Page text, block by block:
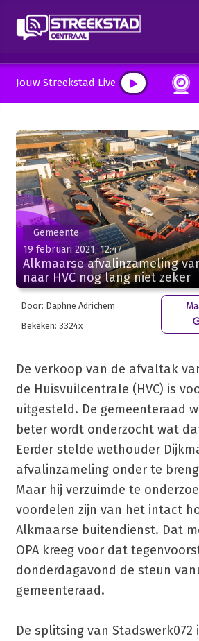
Jouw Streekstad Live
Gemeente
19 februari 2021, 12:47
Alkmaarse afvalinzameling
naar HVC nog lang niet zeker
Door: Daphne Adrichem
Bekeken: 3324x
De verkoop van de afvaltak
de Huisvuilcentrale (HVC) is
uitgesteld. De gemeenteraad
beter wordt onderzocht wat
Eerder stelde wethouder
afvalinzameling onder te
Maar hij verzuimde te
voordelen zijn van het intact
Alkmaarse buitendienst. Dat
OPA kreeg voor dat
donderdagavond de steun
gemeenteraad.
De splitsing van Stadswerk072